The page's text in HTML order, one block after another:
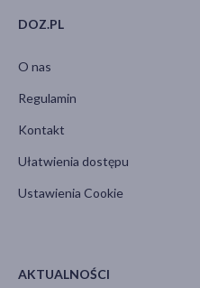
DOZ.PL
O nas
Regulamin
Kontakt
Ułatwienia dostępu
Ustawienia Cookie
AKTUALNOŚCI